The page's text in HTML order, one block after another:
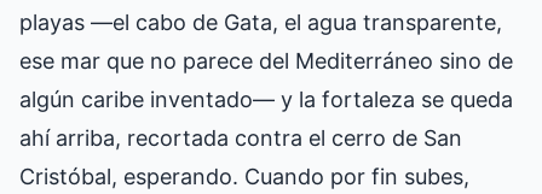
playas —el cabo de Gata, el agua transparente,
ese mar que no parece del Mediterráneo sino de
algún caribe inventado— y la fortaleza se queda
ahí arriba, recortada contra el cerro de San
Cristóbal, esperando. Cuando por fin subes,